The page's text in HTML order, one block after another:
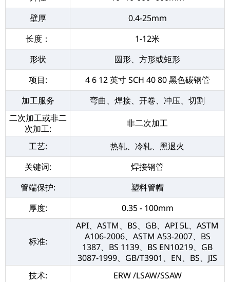
壁厚
0.4-25mm
长度：
1-12米
形状
圆形、方形或矩形
项目:
4 6 12 英寸 SCH 40 80 黑色碳钢管
加工服务
弯曲、焊接、开卷、冲压、切割
二次加工或非二
次加工:
非二次加工
工艺:
热轧、冷轧、黑退火
关键词:
焊接钢管
管端保护:
塑料管帽
厚度:
0.35 - 100mm
标准:
API、ASTM、BS、GB、API 5L、ASTM
A106-2006、ASTM A53-2007、BS
1387、BS 1139、BS EN10219、GB
3087-1999、GB/T3901、EN、BS、JIS
技术:
ERW /LSAW/SSAW